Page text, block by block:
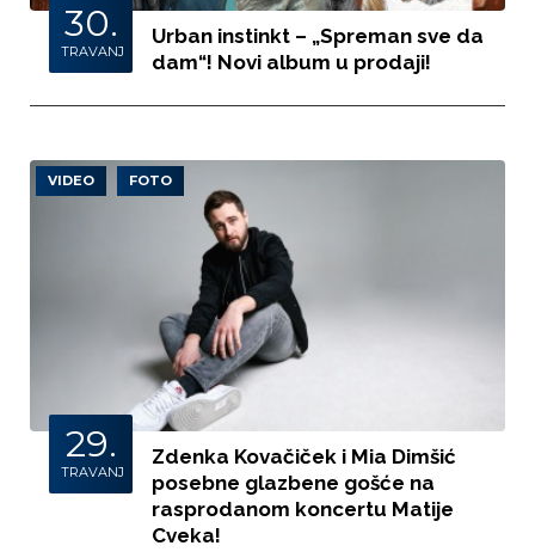
30.
TRAVANJ
Urban instinkt – „Spreman sve da
dam“! Novi album u prodaji!
VIDEO FOTO
29.
TRAVANJ
Zdenka Kovačiček i Mia Dimšić
posebne glazbene gošće na
rasprodanom koncertu Matije
Cveka!